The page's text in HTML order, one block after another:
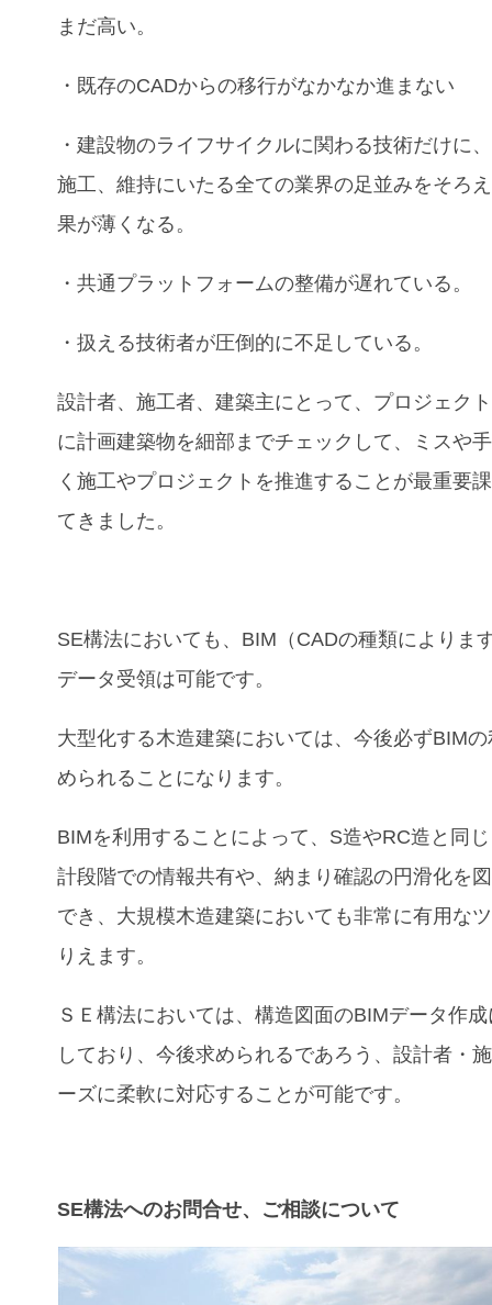
まだ高い。
・既存のCADからの移行がなかなか進まない
・建設物のライフサイクルに関わる技術だけに
施工、維持にいたる全ての業界の足並みをそろ
果が薄くなる。
・共通プラットフォームの整備が遅れている。
・扱える技術者が圧倒的に不足している。
設計者、施工者、建築主にとって、プロジェク
に計画建築物を細部までチェックして、ミスや
く施工やプロジェクトを推進することが最重要
てきました。
SE構法においても、BIM（CADの種類によりま
データ受領は可能です。
大型化する木造建築においては、今後必ずBIM
められることになります。
BIMを利用することによって、S造やRC造と同
計段階での情報共有や、納まり確認の円滑化を
でき、大規模木造建築においても非常に有用な
りえます。
ＳＥ構法においては、構造図面のBIMデータ作
しており、今後求められるであろう、設計者・
ーズに柔軟に対応することが可能です。
SE構法へのお問合せ、ご相談について